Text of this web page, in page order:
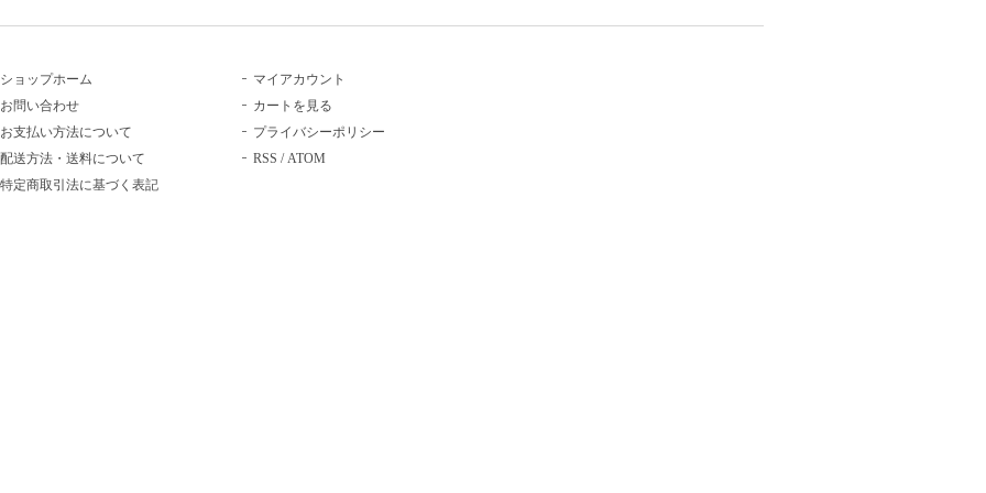
ショップホーム
お問い合わせ
お支払い方法について
配送方法・送料について
特定商取引法に基づく表記
マイアカウント
カートを見る
プライバシーポリシー
RSS /ATOM